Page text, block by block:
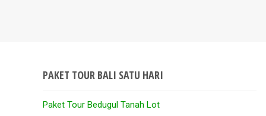
PAKET TOUR BALI SATU HARI
Paket Tour Bedugul Tanah Lot